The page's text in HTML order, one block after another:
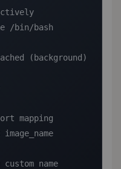
/bin/bash
(background)
mapping
name